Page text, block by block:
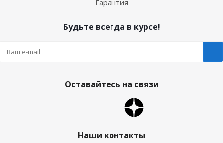
Гарантия
Будьте всегда в курсе!
Оставайтесь на связи
Наши контакты